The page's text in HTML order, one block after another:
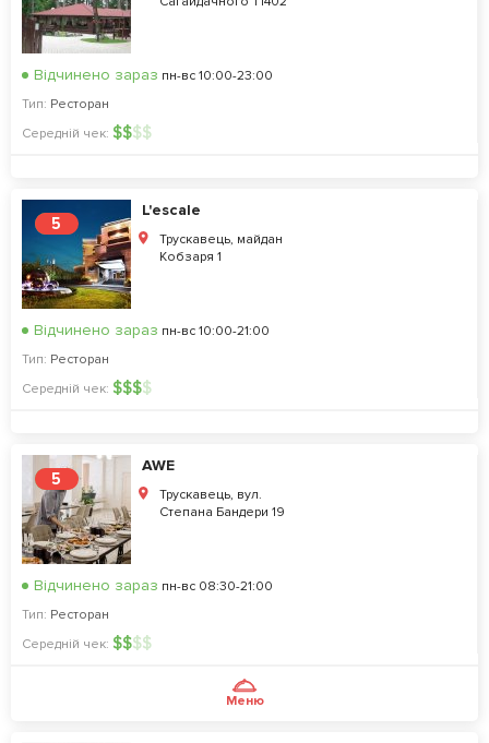
Відчинено зараз пн-вс 10:00-23:00
Тип: Ресторан
Середній чек: $$$$
5
L'escale
Трускавець, майдан
Кобзаря 1
Відчинено зараз пн-вс 10:00-21:00
Тип: Ресторан
Середній чек: $$$$
5
AWE
Трускавець, вул.
Степана Бандери 19
Відчинено зараз пн-вс 08:30-21:00
Тип: Ресторан
Середній чек: $$$$
Меню